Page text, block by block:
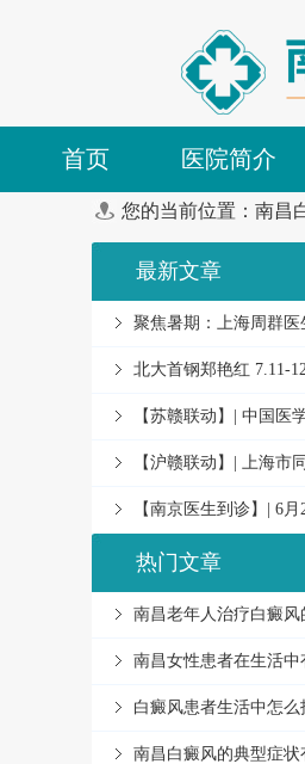
首页 医院简介
您的当前位置： 南昌
最新文章
聚焦暑期：上海周群医
北大首钢郑艳红 7.11-
【苏赣联动】| 中国医
【沪赣联动】| 上海市
【南京医生到诊】| 6月
热门文章
南昌老年人治疗白癜风
南昌女性患者在生活中
白癜风患者生活中怎么
南昌白癜风的典型症状